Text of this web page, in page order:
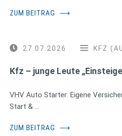
ZUM BEITRAG ⟶
27.07.2026 KFZ
Kfz – junge Leute
VHV Auto Starter: Eigene
Start & …
ZUM BEITRAG ⟶